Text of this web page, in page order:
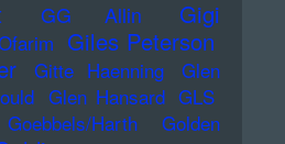
GG Allin
Gigi
Giles Peterson
Gitte Haenning
Glen
Glen Hansard GLS
Goebbels/Harth
Golden